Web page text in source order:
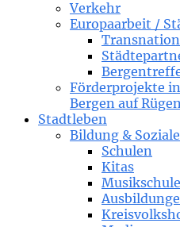
Verkehr
Europaarbeit /
Förderprojekte
Bergen auf
Stadtleben
Bildung &
Schulen
Kitas
Musikschule